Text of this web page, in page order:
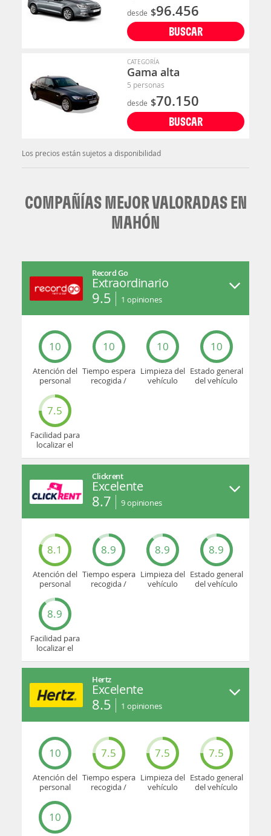
desde $96.456
BUSCAR
CATEGORÍA
Gama alta
5 personas
desde $70.150
BUSCAR
Los precios están sujetos a disponibilidad
COMPAÑÍAS MEJOR VALORADAS EN
MAHÓN
Record Go
Extraordinario
9.5 1 opiniones
10
Atención del
personal
10
Tiempo espera
recogida /
10
Limpieza del
vehículo
10
Estado general
del vehículo
7.5
Facilidad para
localizar el
oficina
Clickrent
Excelente
8.7 9opiniones
8.1
Atención del
personal
8.9
Tiempo espera
recogida /
8.9
Limpieza del
vehículo
8.9
Estado general
del vehículo
8.9
Facilidad para
localizar el
oficina
Hertz
Excelente
8.5 1 opiniones
10
Atención del
personal
7.5
Tiempo espera
recogida /
7.5
Limpieza del
vehículo
7.5
Estado general
del vehículo
10